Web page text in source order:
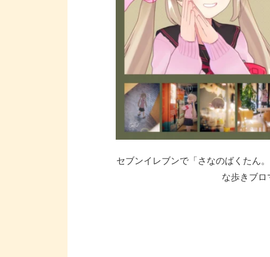
セブンイレブンで「さなのばくたん
な歩きブロ